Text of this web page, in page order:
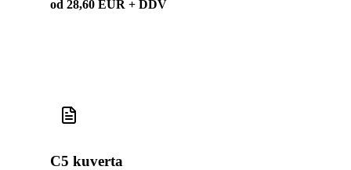
od 28,60 EUR + DDV
C5 kuverta